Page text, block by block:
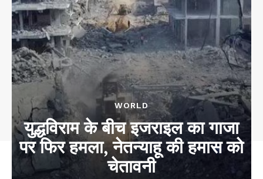
WORLD
युद्धविराम के बीच इजराइल का गाजा
पर फिर हमला, नेतन्याहू की हमास को
चेतावनी